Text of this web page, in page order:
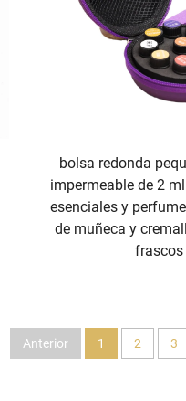
bolsa redonda
impermeable de 2
esenciales y
de muñeca y
frascos
Anterior 1 2 3